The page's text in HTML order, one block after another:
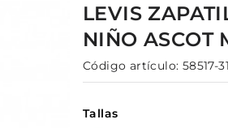
LEVIS
NIÑO ASCOT
Código artículo: 58517-31
Tallas